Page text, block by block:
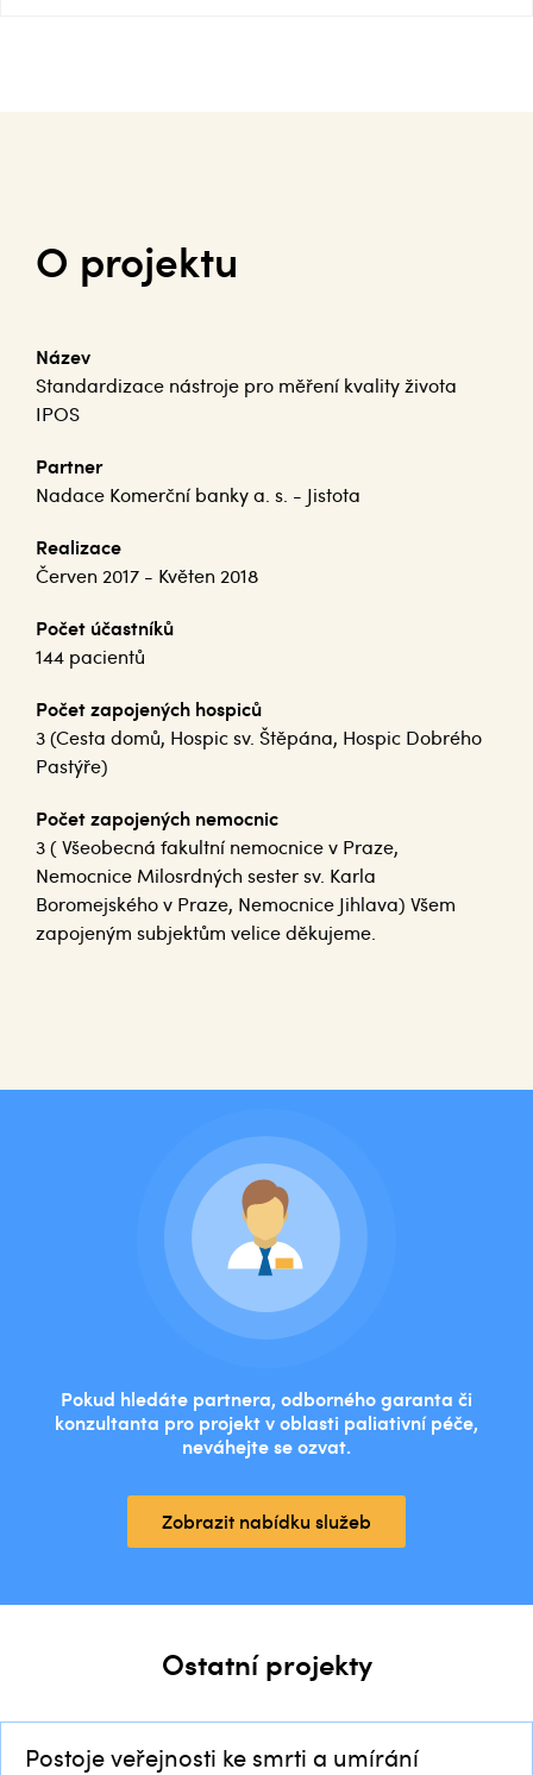
O projektu
Název
Standardizace nástroje pro měření kvality života
IPOS
Partner
Nadace Komerční banky a. s. - Jistota
Realizace
Červen 2017 - Květen 2018
Počet účastníků
144 pacientů
Počet zapojených hospiců
3 (Cesta domů, Hospic sv. Štěpána, Hospic Dobrého
Pastýře)
Počet zapojených nemocnic
3 ( Všeobecná fakultní nemocnice v Praze,
Nemocnice Milosrdných sester sv. Karla
Boromejského v Praze, Nemocnice Jihlava) Všem
zapojeným subjektům velice děkujeme.
Pokud hledáte partnera, odborného garanta či
konzultanta pro projekt v oblasti paliativní péče,
neváhejte se ozvat.
Zobrazit nabídku služeb
Ostatní projekty
Postoje veřejnosti ke smrti a umírání